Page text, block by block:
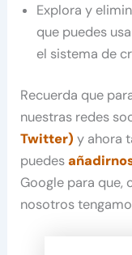
Explora y
que puedes
el sistema de
Recuerda que
nuestras redes
Twitter) y ahora
puedes
Google para que,
nosotros